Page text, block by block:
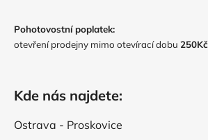
Pohotovostní poplatek:
otevření prodejny mimo otevírací dobu 250Kč
Kde nás najdete:
Ostrava - Proskovice